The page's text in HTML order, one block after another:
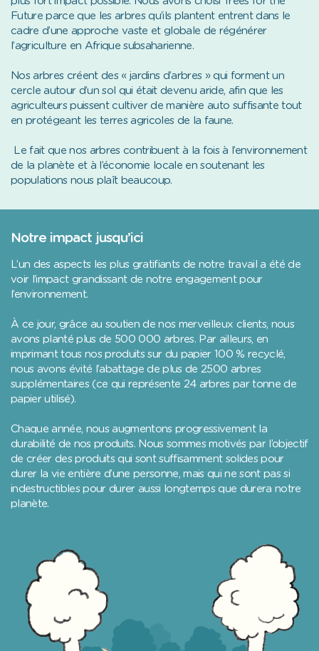
Future parce que les arbres qu’ils plantent entrent dans le
cadre d’une approche vaste et globale de régénérer
l’agriculture en Afrique subsaharienne.
Nos arbres créent des « jardins d’arbres » qui forment un
cercle autour d’un sol qui était devenu aride, afin que les
agriculteurs puissent cultiver de manière auto suffisante tout
en protégeant les terres agricoles de la faune.
Le fait que nos arbres contribuent à la fois à l’environnement
de la planète et à l’économie locale en soutenant les
populations nous plaît beaucoup.
Notre impact jusqu’ici
L’un des aspects les plus gratifiants de notre travail a été de
voir l’impact grandissant de notre engagement pour
l’environnement.
À ce jour, grâce au soutien de nos merveilleux clients, nous
avons planté plus de 500 000 arbres. Par ailleurs, en
imprimant tous nos produits sur du papier 100 % recyclé,
nous avons évité l’abattage de plus de 2500 arbres
supplémentaires (ce qui représente 24 arbres par tonne de
papier utilisé).
Chaque année, nous augmentons progressivement la
durabilité de nos produits. Nous sommes motivés par l’objectif
de créer des produits qui sont suffisamment solides pour
durer la vie entière d’une personne, mais qui ne sont pas si
indestructibles pour durer aussi longtemps que durera notre
planète.